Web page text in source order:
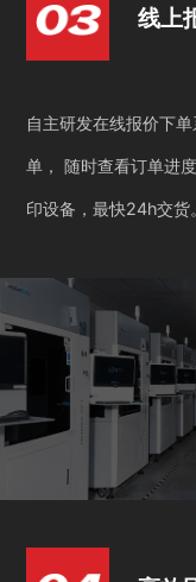
线上
自主研发在线报价下
单， 随时查看订单进
印设备，最快24h交货。